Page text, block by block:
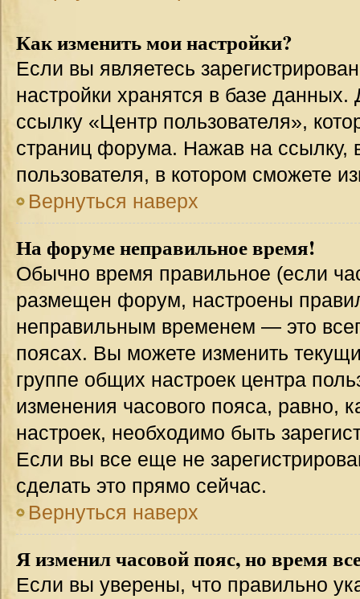
Как изменить мои настройки?
Если вы являетесь
настройки хранятся в базе
ссылку «Центр пользователя»,
страниц форума. Нажав на ссылку,
пользователя, в котором сможете
Вернуться наверх
На форуме неправильное время!
Обычно время правильное (если
размещен форум, настроены
неправильным временем — это
поясах. Вы можете изменить
группе общих настроек центра
изменения часового пояса, равно,
настроек, необходимо быть
Если вы все еще не
сделать это прямо сейчас.
Вернуться наверх
Я изменил часовой пояс, но время
Если вы уверены, что правильно